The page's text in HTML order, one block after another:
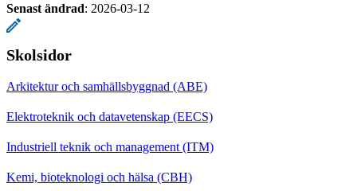
Senast ändrad: 2026-03-12
Skolsidor
Arkitektur och samhällsbyggnad (ABE)
Elektroteknik och datavetenskap (EECS)
Industriell teknik och management (ITM)
Kemi, bioteknologi och hälsa (CBH)